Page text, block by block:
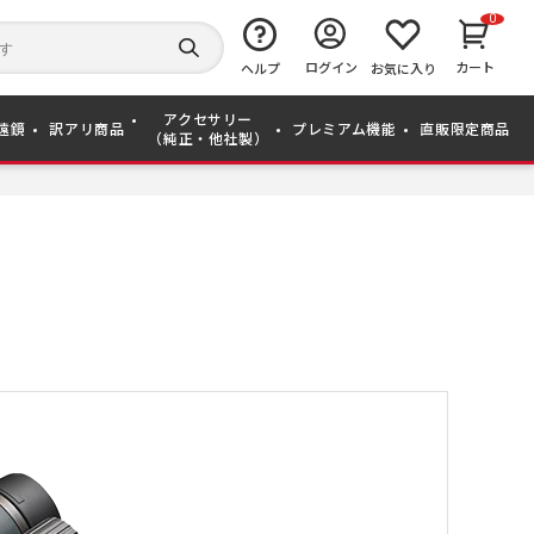
か
ら
検
索
す
る
ヘルプ ログイン お気に入り
0
カート
鏡 訳アリ商品
アクセサリー
（純正・他社製）
プレミアム機能 直販限定商品